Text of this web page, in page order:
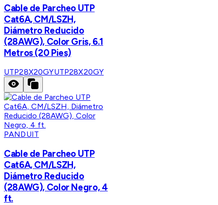
Cable de Parcheo UTP
Cat6A, CM/LSZH,
Diámetro Reducido
(28AWG), Color Gris, 6.1
Metros (20 Pies)
UTP28X20GYUTP28X20GY
PANDUIT
Cable de Parcheo UTP
Cat6A, CM/LSZH,
Diámetro Reducido
(28AWG), Color Negro, 4
ft.